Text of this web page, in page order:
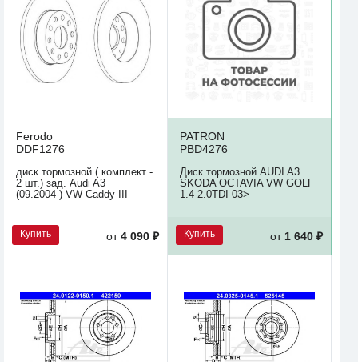
Ferodo
DDF1276
диск тормозной ( комплект -
2 шт.) зад. Audi A3
(09.2004-) VW Caddy III
Купить от4 090 ₽
PATRON
PBD4276
Диск тормозной AUDI A3
SKODA OCTAVIA VW GOLF
1.4-2.0TDI 03>
Купить от 1 640 ₽